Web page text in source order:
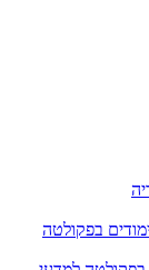
בפקולטה